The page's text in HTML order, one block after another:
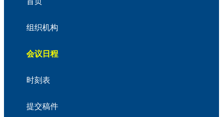
组织机构
会议日程
时刻表
提交稿件